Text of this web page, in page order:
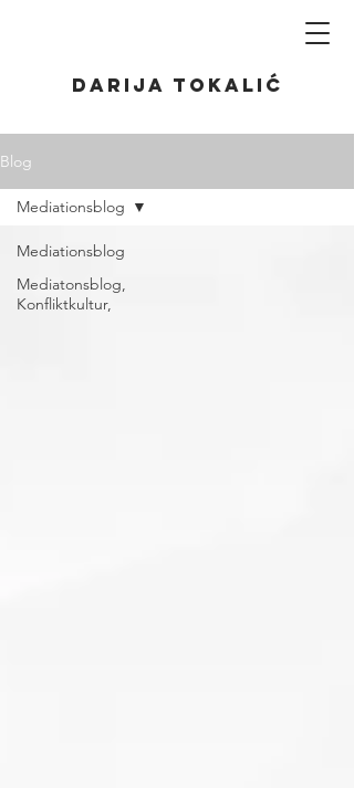
Darija Tokalić
Blog
Mediationsblog
Mediatonsblog,
Konfliktkultur,
Mediationsblog